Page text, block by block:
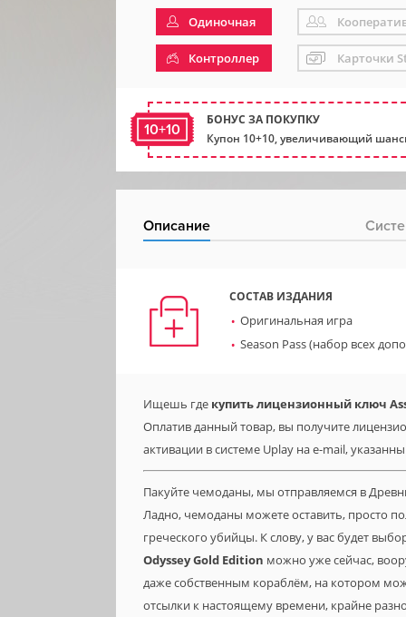
Одиночная
Контроллер Карточки
10+10
БОНУС ЗА ПОКУПКУ
Купон 10+10, увеличивающий
Описание
СОСТАВ ИЗДАНИЯ
Оригинальная игра
Season Pass (набор всех
Ищешь где купить лицензионный ключ
Оплатив данный товар, вы получите
активации в системе Uplay на e-mail,
Пакуйте чемоданы, мы отправляемся в
Ладно, чемоданы можете оставить, просто
греческого убийцы. К слову, у вас будет
Odyssey Gold Edition можно уже сейчас,
даже собственным кораблём, на котором
отсылки к настоящему времени, крайне